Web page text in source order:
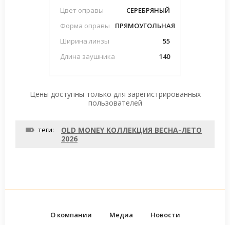
Цвет оправы
СЕРЕБРЯНЫЙ
Форма оправы
ПРЯМОУГОЛЬНАЯ
Ширина линзы
55
Длина заушника
140
Цены доступны только для зарегистрированных
пользователей
теги:
OLD MONEY КОЛЛЕКЦИЯ ВЕСНА-ЛЕТО
2026
О компании Медиа
Новости